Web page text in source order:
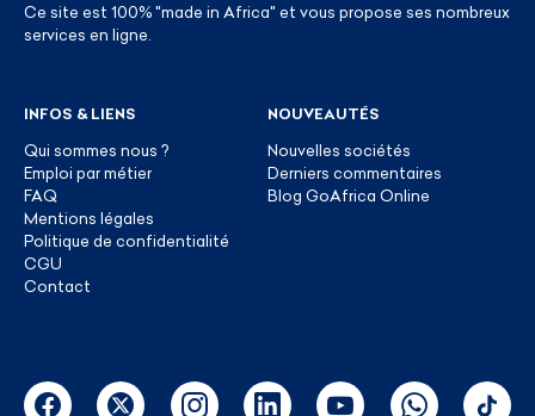
Ce site est 100% "made in Africa" et vous propose ses nombreux
services en ligne.
INFOS & LIENS
Qui sommes nous ?
Emploi par métier
FAQ
Mentions légales
Politique de confidentialité
CGU
Contact
NOUVEAUTÉS
Nouvelles sociétés
Derniers commentaires
Blog GoAfrica Online